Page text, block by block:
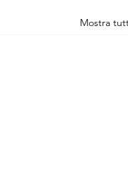
Mostra